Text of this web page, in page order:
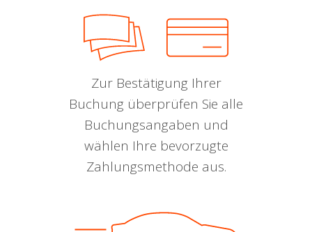
Zur Bestätigung Ihrer
Buchung überprüfen Sie alle
Buchungsangaben und
wählen Ihre bevorzugte
Zahlungsmethode aus.